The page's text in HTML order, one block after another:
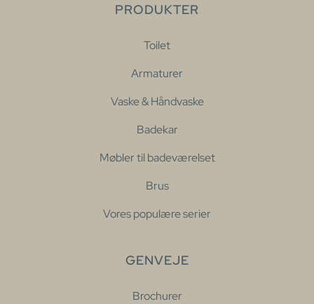
PRODUKTER
Toilet
Armaturer
Vaske & Håndvaske
Badekar
Møbler til badeværelset
Brus
Vores populære serier
GENVEJE
Brochurer